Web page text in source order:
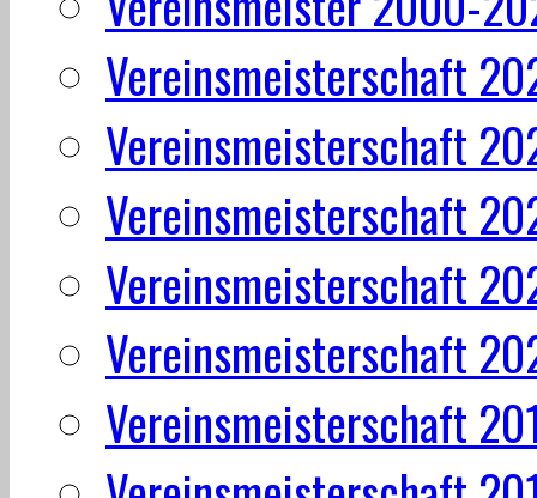
Vereinsmeisterschaft
Vereinsmeisterschaft
Vereinsmeisterschaft
Vereinsmeisterschaft
Vereinsmeisterschaft
Vereinsmeisterschaft